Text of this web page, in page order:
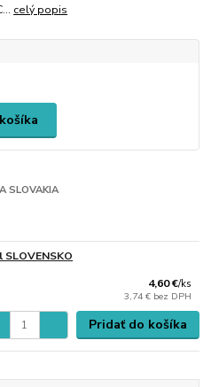
celý popis
SLOVAKIA
4,60 €/ks
3,74 € bez DPH
Pridať do košíka